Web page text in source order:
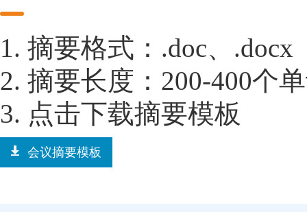
1. 摘要格式：.doc、.docx
2. 摘要长度：200-400个
3. 点击下载摘要模板
会议摘要模板